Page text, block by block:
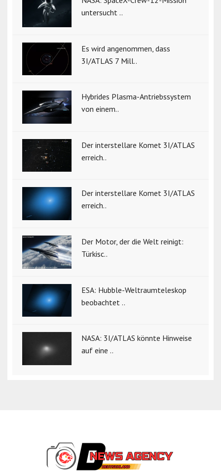
untersucht ..
Es wird angenommen, dass
3I/ATLAS 7 Mill..
Hybrides Plasma-Antriebssystem
von einem..
Der interstellare Komet 3I/ATLAS
erreich..
Der interstellare Komet 3I/ATLAS
erreich..
Der Motor, der die Welt reinigt:
Türkisc..
ESA: Hubble-Weltraumteleskop
beobachtet ..
NASA: 3I/ATLAS könnte Hinweise
auf eine ..